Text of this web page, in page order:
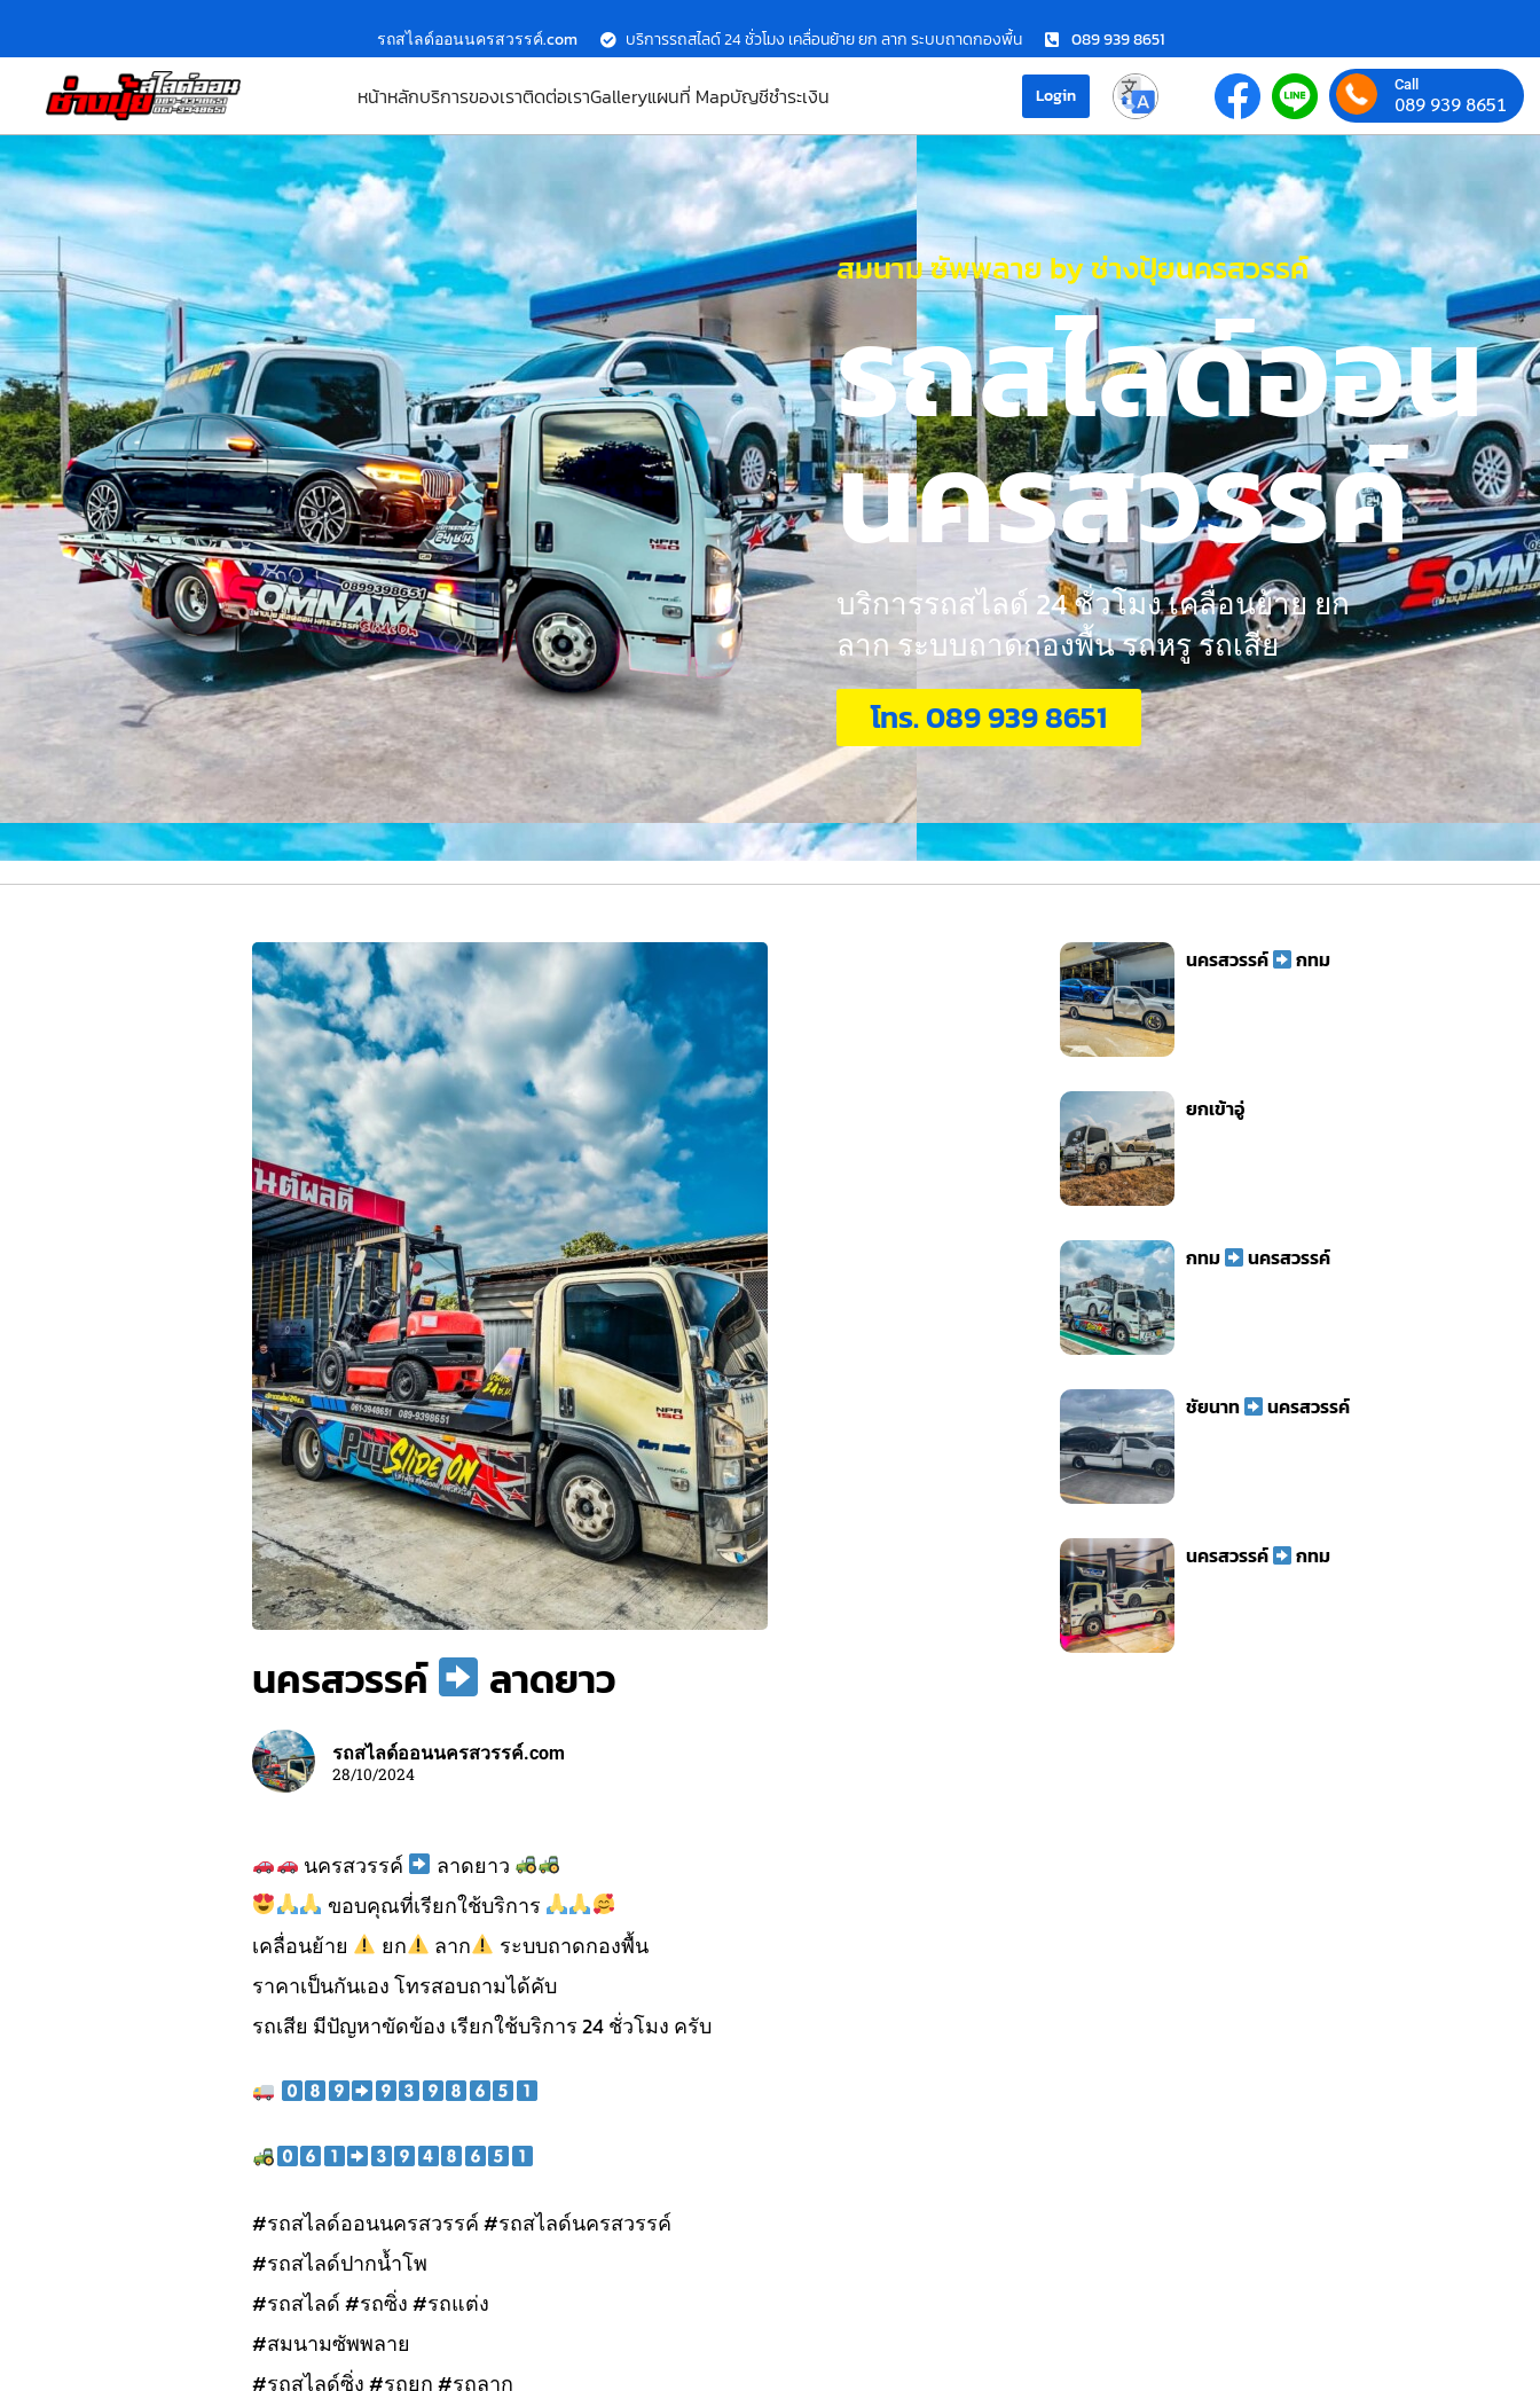
รถสไลด์ออนนครสวรรค์.com บริการรถสไลด์ 24 ชั่วโมง เคลื่อนย้าย ยก ลาก ระบบถาดกองพื้น 089 939 8651
หน้าหลักบริการของเราติดต่อเราGalleryแผนที่ Mapบัญชีชำระเงิน Login Call
089 939 8651
สมนาม ซัพพลาย by ช่างปุ้ยนครสวรรค์
รถสไลด์ออน
นครสวรรค์
บริการรถสไลด์ 24 ชั่วโมง เคลื่อนย้าย ยก
ลาก ระบบถาดกองพื้น รถหรู รถเสีย
โทร. 089 939 8651
นครสวรรค์ ลาดยาว
รถสไลด์ออนนครสวรรค์.com
28/10/2024
นครสวรรค์
ลาดยาว
ขอบคุณที่เรียกใช้บริการ
เคลื่อนย้าย
ยก ลาก
ระบบถาดกองพื้น
ราคาเป็นกันเอง โทรสอบถามได้คับ
รถเสีย มีปัญหาขัดข้อง เรียกใช้บริการ 24 ชั่วโมง ครับ
#รถสไลด์ออนนครสวรรค์ #รถสไลด์นครสวรรค์
#รถสไลด์ปากน้ำโพ
#รถสไลด์ #รถซิ่ง #รถแต่ง
#สมนามซัพพลาย
#รถสไลด์ซิ่ง #รถยก #รถลาก
นครสวรรค์ กทม
ยกเข้าอู่
กทม นครสวรรค์
ชัยนาท นครสวรรค์
นครสวรรค์ กทม